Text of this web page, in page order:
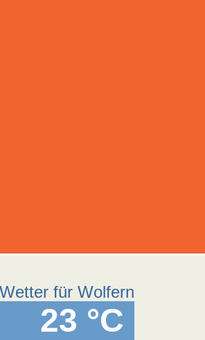
Wetter für Wolfern
23 °C